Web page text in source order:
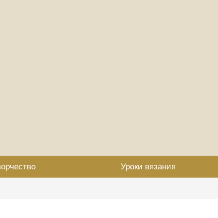
Уроки вязания